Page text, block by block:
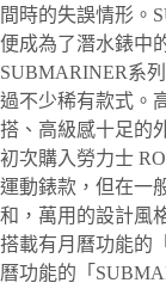
間時的失誤情形。
便成為了潛水錶中
SUBMARINER系
過不少稀有款式。
搭、高級感十足的
初次購入勞力士
運動錶款，但在一
和，萬用的設計風
搭載有月曆功能的
曆功能的「